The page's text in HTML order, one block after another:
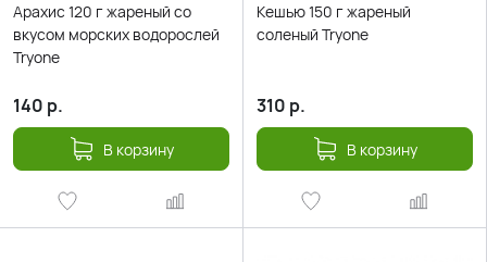
Арахис 120 г жареный со
вкусом морских водорослей
Tryone
140 р.
В корзину
Кешью 150 г жареный
соленый Tryone
310 р.
В корзину